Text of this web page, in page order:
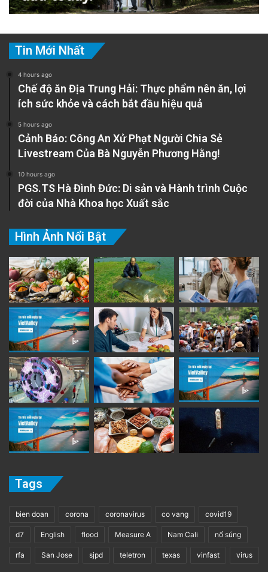
Tin Mới Nhất
4 hours ago
Chế độ ăn Địa Trung Hải: Thực phẩm nên ăn, lợi
ích sức khỏe và cách bắt đầu hiệu quả
5 hours ago
Cảnh Báo: Công An Xử Phạt Người Chia Sẻ
Livestream Của Bà Nguyễn Phương Hằng!
10 hours ago
PGS.TS Hà Đình Đức: Di sản và Hành trình Cuộc
đời của Nhà Khoa học Xuất sắc
Hình Ảnh Nổi Bật
Tags
bien doan corona coronavirus co vang covid19
d7 English flood Measure A Nam Cali nổ súng
rfa San Jose sjpd teletron texas vinfast virus